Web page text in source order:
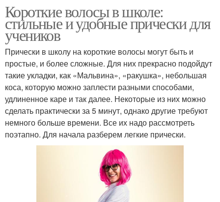
Короткие волосы в школе:
стильные и удобные прически для
учеников
Прически в школу на короткие волосы могут быть и
простые, и более сложные. Для них прекрасно подойдут
такие укладки, как «Мальвина», «ракушка», небольшая
коса, которую можно заплести разными способами,
удлиненное каре и так далее. Некоторые из них можно
сделать практически за 5 минут, однако другие требуют
немного больше времени. Все их надо рассмотреть
поэтапно. Для начала разберем легкие прически.